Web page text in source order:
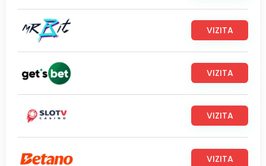
VIZITA
VIZITA
VIZITA
VIZITA